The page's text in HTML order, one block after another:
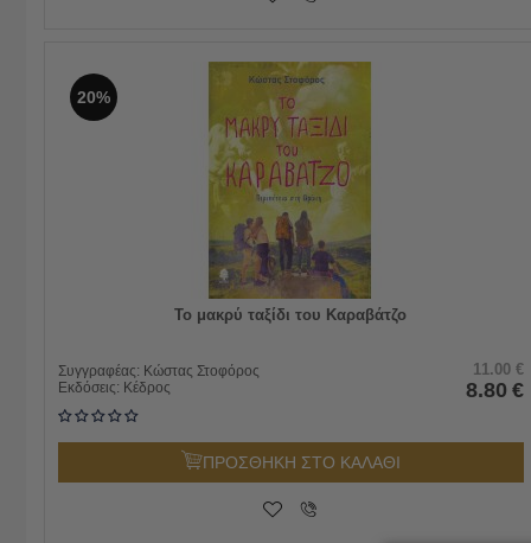
20%
Το μακρύ ταξίδι του Καραβάτζο
Συγγραφέας: Κώστας Στοφόρος
Εκδόσεις: Κέδρος
11.00 €
8.80 €
ΠΡΟΣΘΗΚΗ ΣΤΟ ΚΑΛΑΘΙ